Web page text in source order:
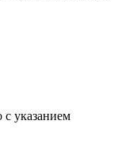
с указанием